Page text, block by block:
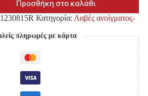
Προσθήκη στο καλάθι
Κατηγορία: Λαβές ανοίγματος-
πληρωμές με κάρτα